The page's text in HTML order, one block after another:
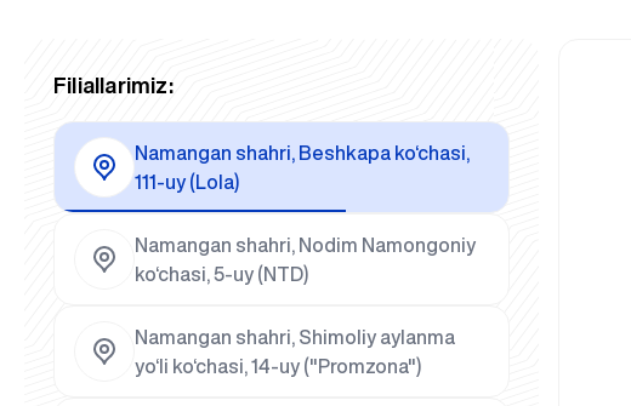
Filiallarimiz:
Namangan shahri, Beshkapa ko‘chasi,
111-uy (Lola)
Namangan shahri, Nodim Namongoniy
ko‘chasi, 5-uy (NTD)
Namangan shahri, Shimoliy aylanma
yo‘li ko‘chasi, 14-uy ("Promzona")